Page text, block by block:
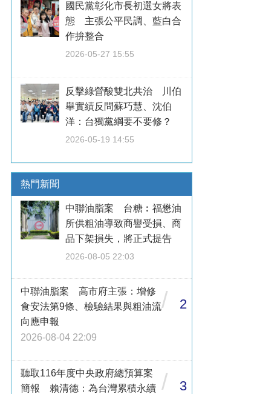
國民黨彰化市長初選女將表
態 主張公平民調、藍白合
作拚整合
2026-05-27 15:55
反擊綠營酸雙北共治 川伯
舉實績反問蘇巧慧、沈伯
洋：台獨黨綱要不要修？
2026-05-19 14:55
熱門新聞
中聯油脂案 台糖︰福懋油
所供粗油導致商譽受損、商
品下架損失，將正式提告
2026-08-05 22:03
中聯油脂案 高市府主張：增修
食安法第9條、檢驗結果與粗油流
向應申報
2026-08-04 22:09
/ 2
聽取116年度中央政府總預算案
簡報 賴清德：為台灣累積永續 / 3